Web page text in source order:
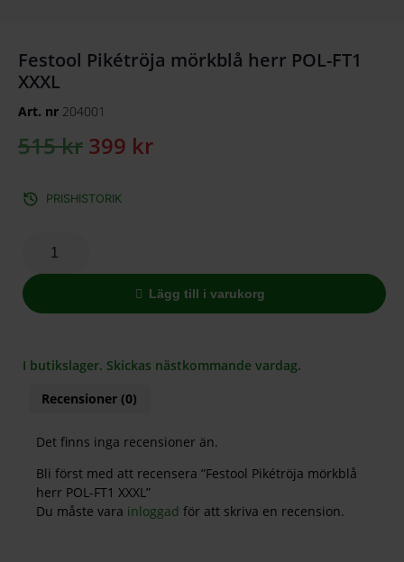
Festool Pikétröja mörkblå herr POL-FT1
XXXL
Art. nr 204001
515kr 399 kr
PRISHISTORIK
Lägg till i varukorg
I butikslager. Skickas nästkommande vardag.
Recensioner (0)
Det finns inga recensioner än.
Bli först med att recensera ”Festool Pikétröja mörkblå
herr POL-FT1 XXXL”
Du måste vara inloggad för att skriva en recension.